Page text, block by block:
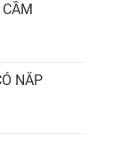
NẮP